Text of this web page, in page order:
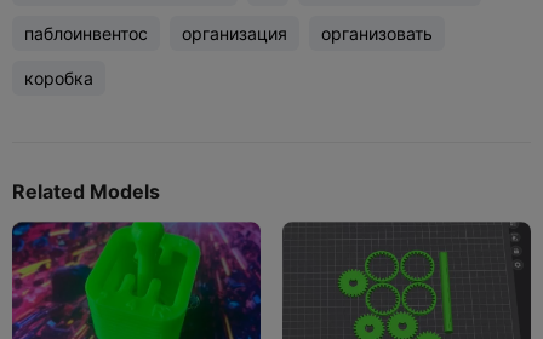
паблоинвентос организация организовать
коробка
Related Models